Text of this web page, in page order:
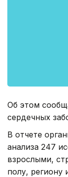
Об этом
сердечных
В отчете
анализа 247
взрослыми,
полу, региону